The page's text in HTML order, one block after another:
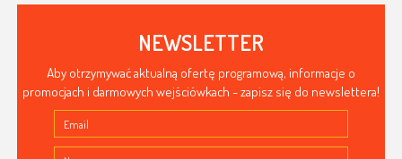
NEWSLETTER
Aby otrzymywać aktualną ofertę programową, informacje o
promocjach i darmowych wejściówkach - zapisz się do newslettera!